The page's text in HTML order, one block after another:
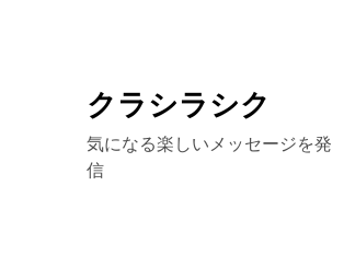
クラシラシク
気になる楽しいメッセージを発
信